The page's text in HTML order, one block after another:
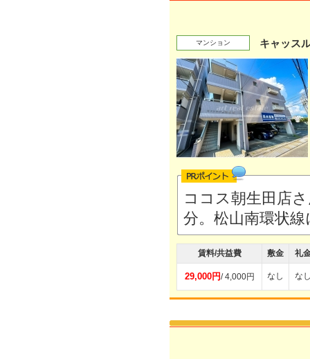
マンション キャッス
ココス朝生田店
分。松山南環状
賃料/共益費 敷金 礼
29,000円/ 4,000円 なし な